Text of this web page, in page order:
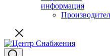
информация